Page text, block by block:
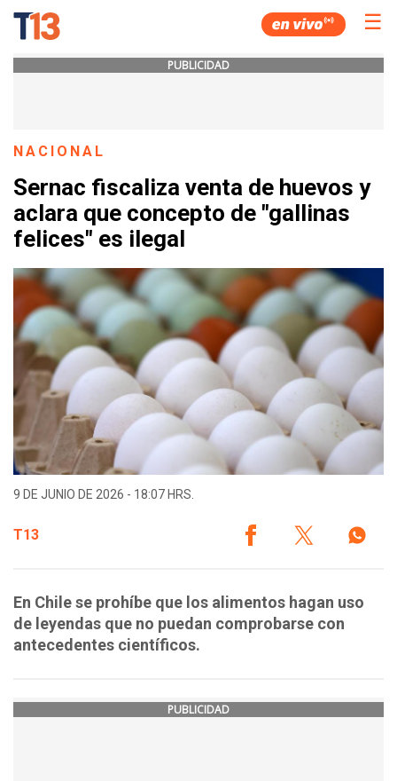
☰
PUBLICIDAD
NACIONAL
Sernac fiscaliza venta de huevos y
aclara que concepto de "gallinas
felices" es ilegal
9 DE JUNIO DE 2026 - 18:07 HRS.
T13
En Chile se prohíbe que los alimentos hagan uso
de leyendas que no puedan comprobarse con
antecedentes científicos.
PUBLICIDAD